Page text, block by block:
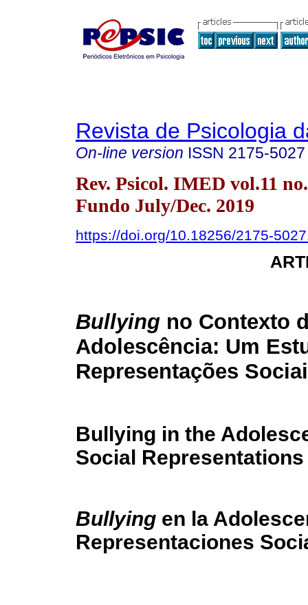
Revista de Psicologia
On-line version ISSN 2175-5027
Rev. Psicol. IMED vol.11
Fundo July/Dec. 2019
https://doi.org/10.18256/2175-
Bullying no Contexto
Adolescência: Um
Representações
Bullying in the
Social Representations
Bullying en la
Representaciones